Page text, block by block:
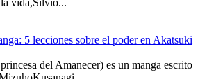
5 lecciones sobre el poder en Akatsuki
del Amanecer) es un manga escrito